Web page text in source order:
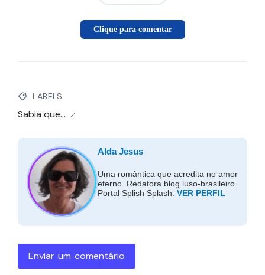
Clique para comentar
LABELS
Sabia que...
Alda Jesus
Uma romântica que acredita no amor
eterno. Redatora blog luso-brasileiro
Portal Splish Splash. VER PERFIL
Enviar um comentário